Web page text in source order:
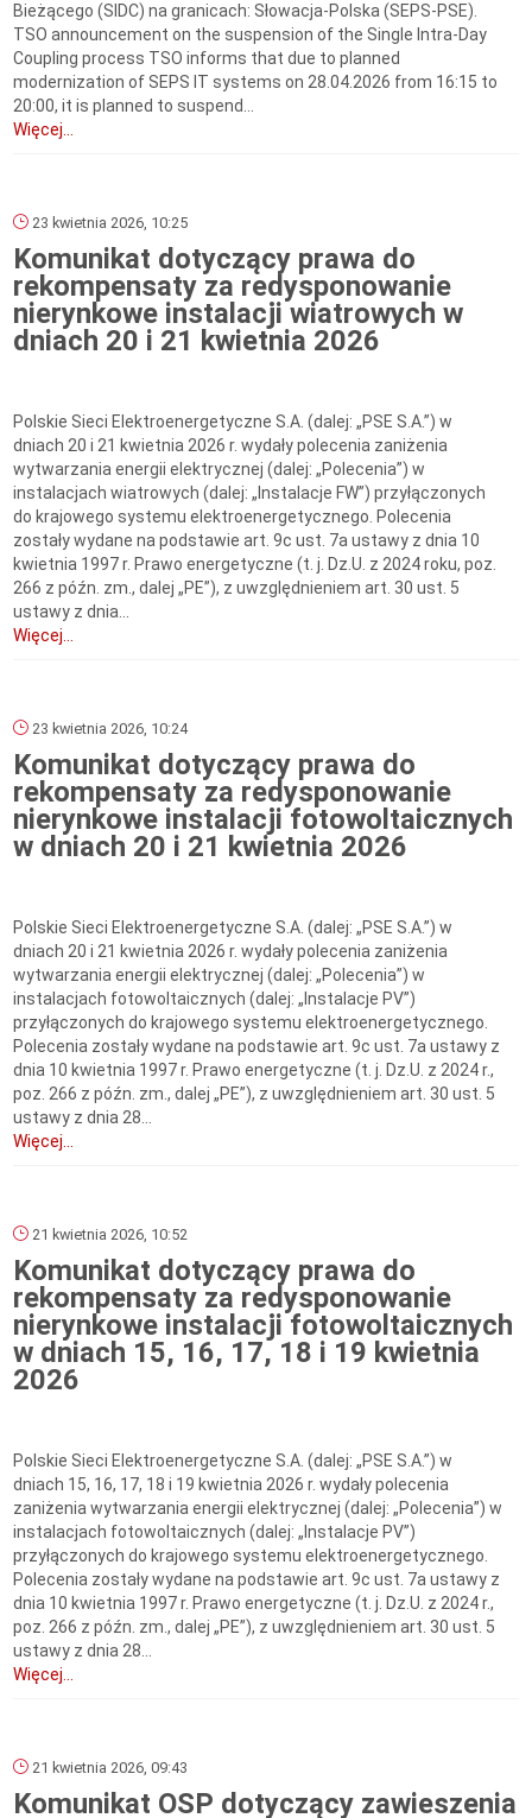
Bieżącego (SIDC) na granicach: Słowacja-Polska (SEPS-PSE).
TSO announcement on the suspension of the Single Intra-Day
Coupling process TSO informs that due to planned
modernization of SEPS IT systems on 28.04.2026 from 16:15 to
20:00, it is planned to suspend...
Więcej...
23 kwietnia 2026, 10:25
Komunikat dotyczący prawa do
rekompensaty za redysponowanie
nierynkowe instalacji wiatrowych w
dniach 20 i 21 kwietnia 2026
Polskie Sieci Elektroenergetyczne S.A. (dalej: „PSE S.A.”) w
dniach 20 i 21 kwietnia 2026 r. wydały polecenia zaniżenia
wytwarzania energii elektrycznej (dalej: „Polecenia”) w
instalacjach wiatrowych (dalej: „Instalacje FW”) przyłączonych
do krajowego systemu elektroenergetycznego. Polecenia
zostały wydane na podstawie art. 9c ust. 7a ustawy z dnia 10
kwietnia 1997 r. Prawo energetyczne (t. j. Dz.U. z 2024 roku, poz.
266 z późn. zm., dalej „PE”), z uwzględnieniem art. 30 ust. 5
ustawy z dnia...
Więcej...
23 kwietnia 2026, 10:24
Komunikat dotyczący prawa do
rekompensaty za redysponowanie
nierynkowe instalacji fotowoltaicznych
w dniach 20 i 21 kwietnia 2026
Polskie Sieci Elektroenergetyczne S.A. (dalej: „PSE S.A.”) w
dniach 20 i 21 kwietnia 2026 r. wydały polecenia zaniżenia
wytwarzania energii elektrycznej (dalej: „Polecenia”) w
instalacjach fotowoltaicznych (dalej: „Instalacje PV”)
przyłączonych do krajowego systemu elektroenergetycznego.
Polecenia zostały wydane na podstawie art. 9c ust. 7a ustawy z
dnia 10 kwietnia 1997 r. Prawo energetyczne (t. j. Dz.U. z 2024 r.,
poz. 266 z późn. zm., dalej „PE”), z uwzględnieniem art. 30 ust. 5
ustawy z dnia 28...
Więcej...
21 kwietnia 2026, 10:52
Komunikat dotyczący prawa do
rekompensaty za redysponowanie
nierynkowe instalacji fotowoltaicznych
w dniach 15, 16, 17, 18 i 19 kwietnia
2026
Polskie Sieci Elektroenergetyczne S.A. (dalej: „PSE S.A.”) w
dniach 15, 16, 17, 18 i 19 kwietnia 2026 r. wydały polecenia
zaniżenia wytwarzania energii elektrycznej (dalej: „Polecenia”) w
instalacjach fotowoltaicznych (dalej: „Instalacje PV”)
przyłączonych do krajowego systemu elektroenergetycznego.
Polecenia zostały wydane na podstawie art. 9c ust. 7a ustawy z
dnia 10 kwietnia 1997 r. Prawo energetyczne (t. j. Dz.U. z 2024 r.,
poz. 266 z późn. zm., dalej „PE”), z uwzględnieniem art. 30 ust. 5
ustawy z dnia 28...
Więcej...
21 kwietnia 2026, 09:43
Komunikat OSP dotyczący zawieszenia